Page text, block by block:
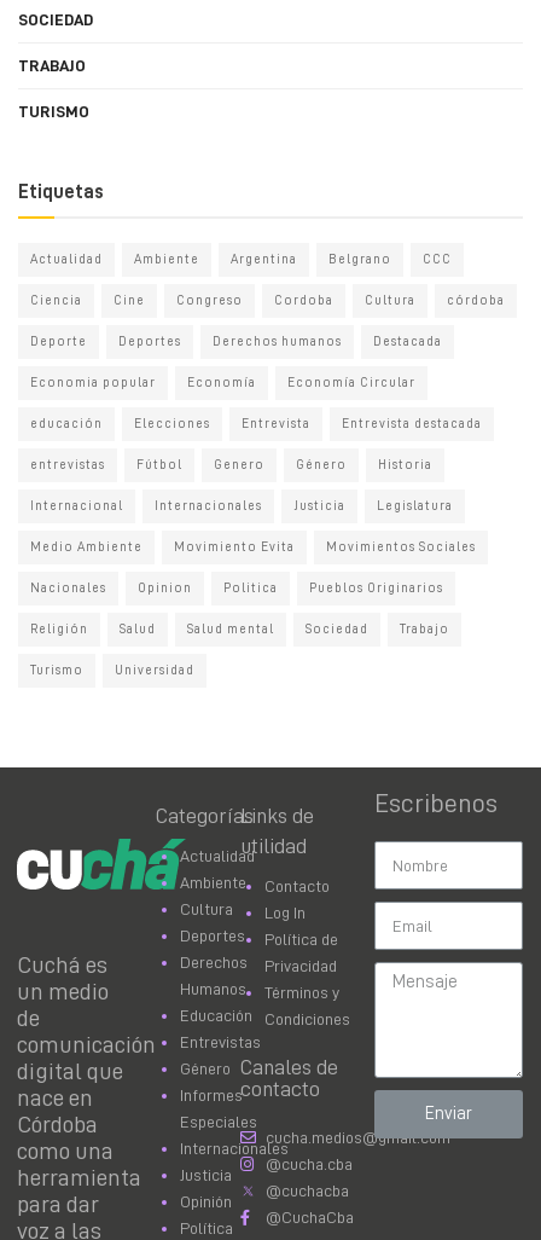
SOCIEDAD
TRABAJO
TURISMO
Etiquetas
Actualidad Ambiente Argentina Belgrano CCC
Ciencia Cine Congreso Cordoba Cultura córdoba
Deporte Deportes Derechos humanos Destacada
Economia popular Economía Economía Circular
educación Elecciones Entrevista Entrevista destacada
entrevistas Fútbol Genero Género Historia
Internacional Internacionales Justicia Legislatura
Medio Ambiente Movimiento Evita Movimientos Sociales
Nacionales Opinion Politica Pueblos Originarios
Religión Salud Salud mental Sociedad Trabajo
Turismo Universidad
Cuchá es
un medio
de
comunicación
digital que
nace en
Córdoba
como una
herramienta
para dar
voz a las
Categorías
Actualidad
Ambiente
Cultura
Deportes
Derechos
Humanos
Educación
Entrevistas
Género
Informes
Especiales
Internacionales
Justicia
Opinión
Política
Links de
utilidad
Contacto
Log In
Política de
Privacidad
Términos y
Condiciones
Canales de
contacto
cucha.medios@gmail.com
@cucha.cba
@cuchacba
@CuchaCba
Escribenos
Enviar